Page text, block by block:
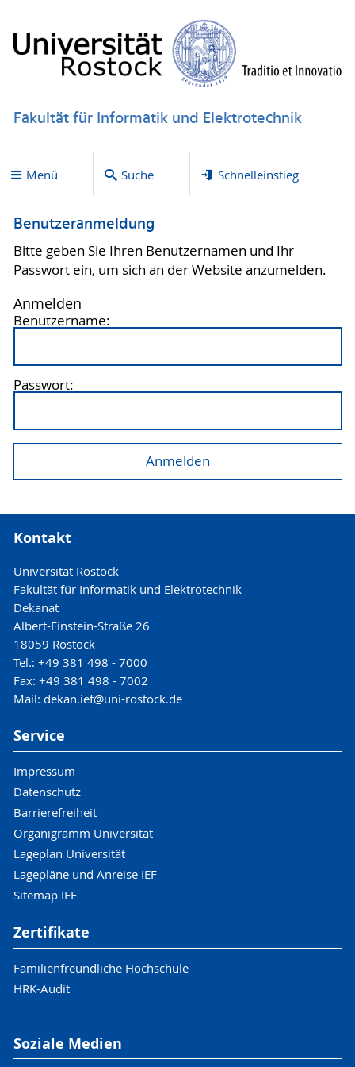
Fakultät für Informatik und Elektrotechnik
Menü Suche Schnelleinstieg
Benutzeranmeldung
Bitte geben Sie Ihren Benutzernamen und Ihr
Passwort ein, um sich an der Website anzumelden.
Anmelden
Benutzername:
Passwort:
Kontakt
Universität Rostock
Fakultät für Informatik und Elektrotechnik
Dekanat
Albert-Einstein-Straße 26
18059 Rostock
Tel.: +49 381 498 - 7000
Fax: +49 381 498 - 7002
Mail: dekan.ief@uni-rostock.de
Service
Impressum
Datenschutz
Barrierefreiheit
Organigramm Universität
Lageplan Universität
Lagepläne und Anreise IEF
Sitemap IEF
Zertifikate
Familienfreundliche Hochschule
HRK-Audit
Soziale Medien